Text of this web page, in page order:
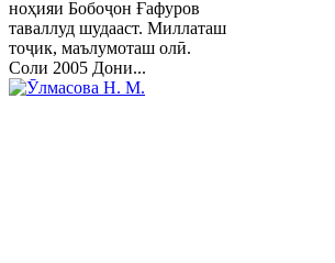
ноҳияи Бобоҷон Ғафуров
таваллуд шудааст. Миллаташ
тоҷик, маълумоташ олӣ.
Соли 2005 Дони...